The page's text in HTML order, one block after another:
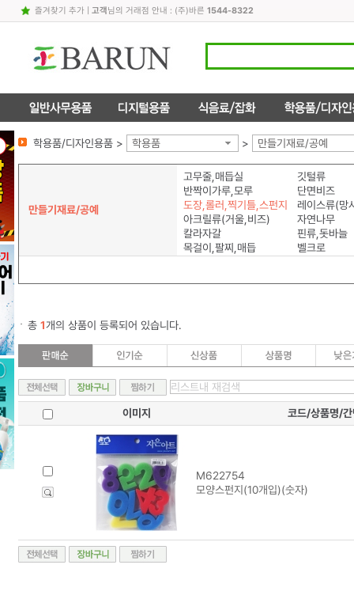
즐겨찾기 추가| 고객님의 거래점 안내 : (주)바른 1544-8322
학용품/디자인용품 > 학용품 > 만들기재료/공예
만들기재료/공예
고무줄,매듭실
깃털류
반짝이가루,모루
단면비즈
도장,롤러,찍기틀,스펀지
레이스류(망
아크릴류(거울,비즈)
자연나무
칼라자갈
핀류,돗바늘
목걸이,팔찌,매듭
벨크로
총 1개의 상품이 등록되어 있습니다.
이미지 코드/상품명/간
M622754
모양스펀지(10개입)(숫자)